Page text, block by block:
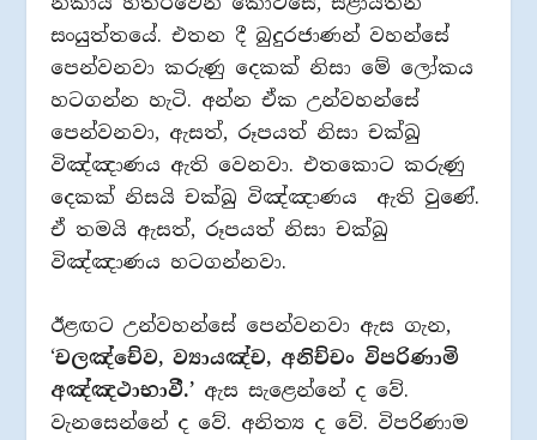
සංයුත්තයේ. එතන දී බුදුරජාණන් වහන්සේ
පෙන්වනවා කරුණු දෙකක් නිසා මේ ලෝකය
හටගන්න හැටි. අන්න ඒක උන්වහන්සේ
පෙන්වනවා, ඇසත්, රූපයත් නිසා චක්ඛු
විඤ්ඤාණය ඇති වෙනවා. එතකොට කරුණු
දෙකක් නිසයි චක්ඛු විඤ්ඤාණය ඇති වුණේ.
ඒ තමයි ඇසත්, රූපයත් නිසා චක්ඛු
විඤ්ඤාණය හටගන්නවා.
ඊළඟට උන්වහන්සේ පෙන්වනවා ඇස ගැන,
‘චලඤ්චේව, ව්‍යායඤ්ච, අනිච්චං විපරිණාමි
අඤ්ඤථාභාවී.’ ඇස සැළෙන්නේ ද වේ.
වැනසෙන්නේ ද වේ. අනිත්‍ය ද වේ. විපරිණාම